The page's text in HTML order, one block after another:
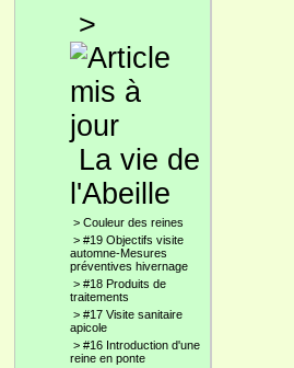
>
La vie de
l'Abeille
> Couleur des reines
> #19 Objectifs visite
automne-Mesures
préventives hivernage
> #18 Produits de
traitements
> #17 Visite sanitaire
apicole
> #16 Introduction d'une
reine en ponte